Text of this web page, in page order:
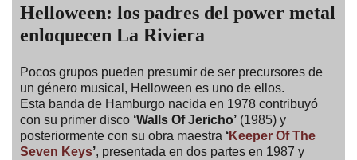
Helloween: los padres del power metal
enloquecen La Riviera
Pocos grupos pueden presumir de ser precursores de
un género musical, Helloween es uno de ellos.
Esta banda de Hamburgo nacida en 1978 contribuyó
con su primer disco ‘Walls Of Jericho’ (1985) y
posteriormente con su obra maestra ‘Keeper Of The
Seven Keys’, presentada en dos partes en 1987 y